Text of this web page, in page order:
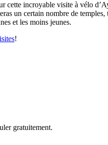
cette incroyable visite à vélo
un certain nombre de
et les moins jeunes.
!
gratuitement.